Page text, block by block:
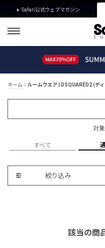
Safari公式ウェブマガジン
ホーム ルームウエア | DSQUARED2 (デ
対
すべて
絞り込み
該当の商